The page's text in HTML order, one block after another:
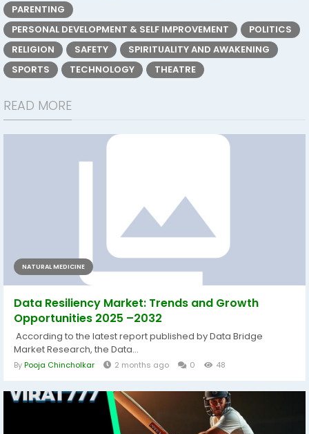
PARENTING
PERSONAL DEVELOPMENT & SELF IMPROVEMENT
POLITICS
RELIGION
SAFETY
SPIRITUALITY AND AWAKENING
SPORTS
TECHNOLOGY THEATRE
READ MORE
NATURAL MEDICINE
Data Resiliency Market: Trends and Growth
Opportunities 2025 –2032
According to the latest report published by Data Bridge
Market Research, the Data...
ByPooja Chincholkar 2 months ago 0 48